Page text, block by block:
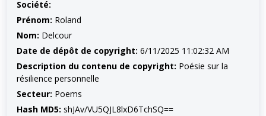
Société:
Prénom: Roland
Nom: Delcour
Date de dépôt de copyright: 6/11/2025 11:02:32 AM
Description du contenu de copyright: Poésie sur la
résilience personnelle
Secteur: Poems
Hash MD5: shJAv/VU5QJL8lxD6TchSQ==